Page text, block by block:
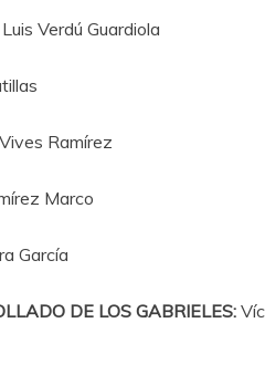
Luis Verdú Guardiola
Ramírez
Marco
García
DE LOS GABRIELES: